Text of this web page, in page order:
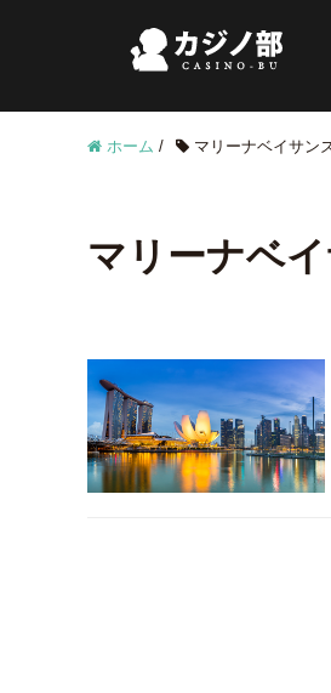
ホーム / マリーナベイサン
マリーナベ